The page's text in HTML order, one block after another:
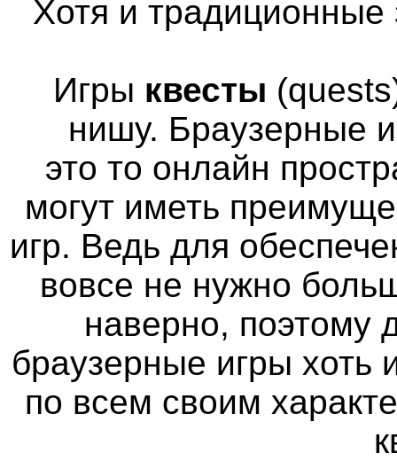
Хотя и традиционные
Игры квесты
нишу. Браузерные
это то онлайн
могут иметь
игр. Ведь для
вовсе не нужно
наверно, поэтому
браузерные игры хоть
по всем своим